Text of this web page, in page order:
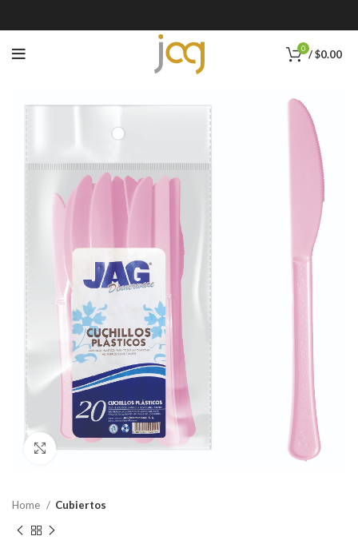
0 /$0.00
Click to enlarge
Home Cubiertos